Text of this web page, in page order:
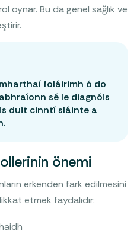
oynar. Bu da genel sağlık ve
foláirimh ó do
sé le diagnóis
duit cinntí sláinte a
önemi
erkenden fark edilmesini
etmek faydalıdır: